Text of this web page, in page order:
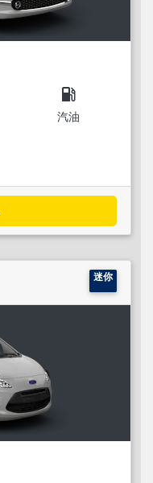
local_gas_station
汽油
迷你